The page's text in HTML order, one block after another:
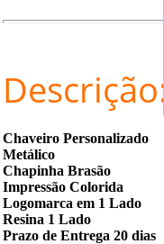
Descrição:
Chaveiro Personalizado
Metálico
Chapinha Brasão
Impressão Colorida
Logomarca em 1 Lado
Resina 1 Lado
Prazo de Entrega 20 dias